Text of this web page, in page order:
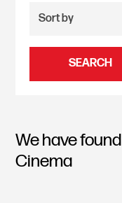
SEARCH
We have found
Cinema